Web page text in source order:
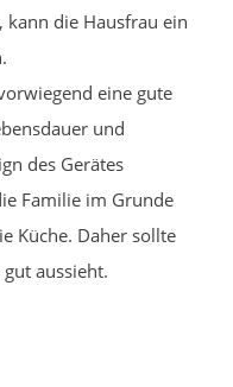
kann die Hausfrau ein
eine gute
und
des Gerätes
Familie im Grunde
Küche. Daher sollte
aussieht.